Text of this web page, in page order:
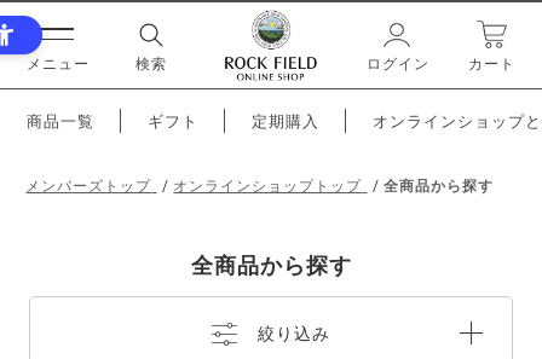
メニュー 検索 ログイン カート
商品一覧 ギフト 定期購入 オンラインショップ
メンバーズトップ オンラインショップトップ 全商品から探す
全商品から探す
絞り込み